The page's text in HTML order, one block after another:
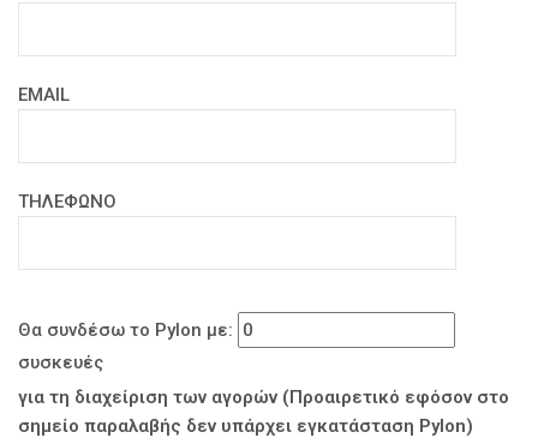
EMAIL
ΤΗΛΕΦΩΝΟ
Θα συνδέσω το Pylon με:
συσκευές
για τη διαχείριση των αγορών (Προαιρετικό εφόσον στο
σημείο παραλαβής δεν υπάρχει εγκατάσταση Pylon)